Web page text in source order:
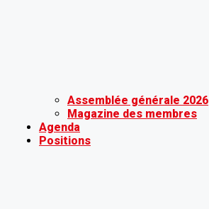
Assemblée générale 2026
Magazine des membres
Agenda
Positions